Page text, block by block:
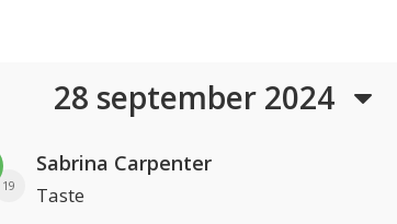
28 september 2024
19
Sabrina Carpenter
Taste